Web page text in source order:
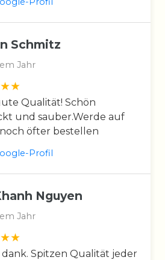
Schmitz
Jahr
Qualität! Schön
und sauber.Werde auf
öfter bestellen
Profil
Nguyen
Jahr
dank. Spitzen Qualität jeder